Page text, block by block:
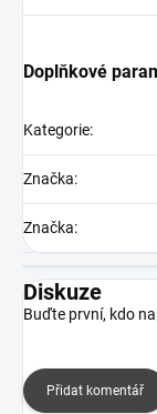
Doplňkové
Kategorie:
Značka:
Značka:
Diskuze
Buďte první, kdo
Přidat komentář